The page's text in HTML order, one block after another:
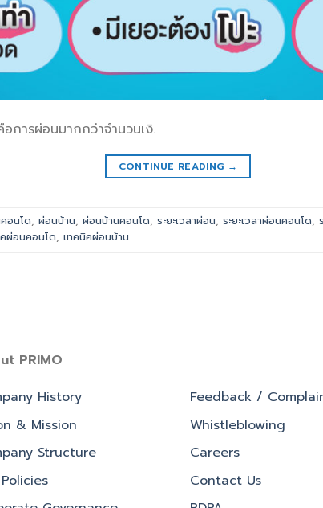
การผ่อนมากกว่าจำนวนเงิ.
CONTINUE READING →
อนโด, ผ่อนบ้าน, ผ่อนบ้านคอนโด, ระยะเวลาผ่อน, ระยะเวลาผ่อนคอนโด,
ผ่อนคอนโด, เทคนิคผ่อนบ้าน
PRIMO
History
& Mission
Structure
Feedback /
Whistleblowing
Careers
Contact Us